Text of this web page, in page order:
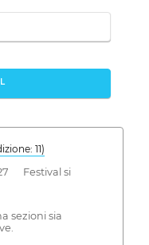
11)
Festival si
sezioni sia